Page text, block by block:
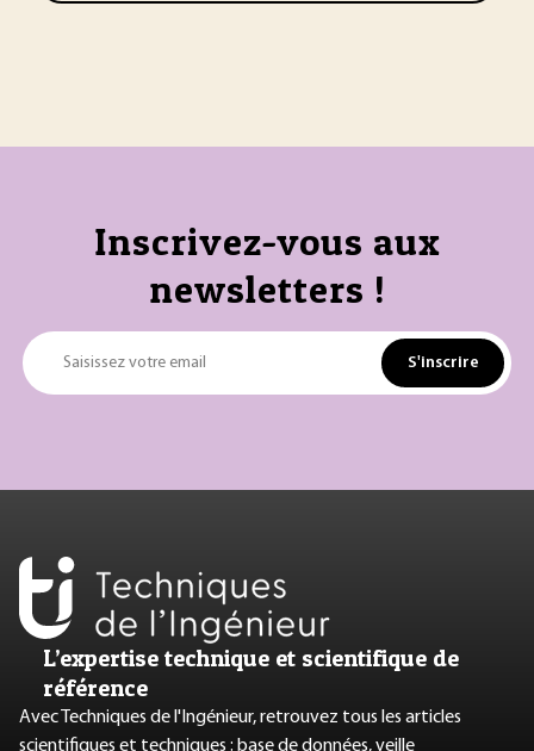
Inscrivez-vous aux
newsletters !
Saisissez votre email S'inscrire
L’expertise technique et scientifique de
référence
Avec Techniques de l'Ingénieur, retrouvez tous les articles
scientifiques et techniques : base de données, veille